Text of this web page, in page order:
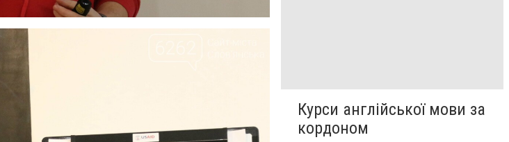
Курси англійської мови за
кордоном